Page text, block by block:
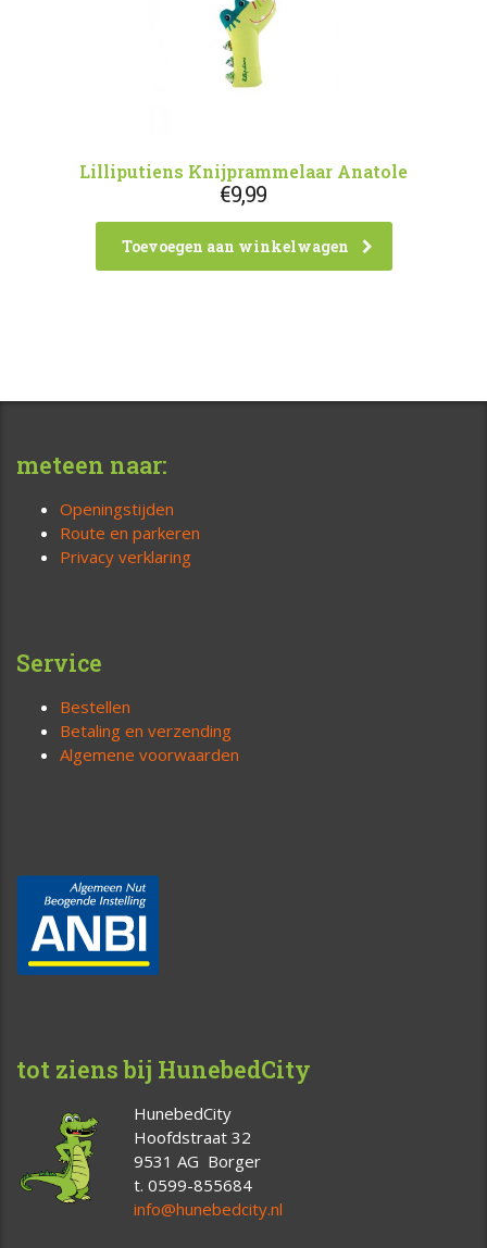
Lilliputiens Knijprammelaar Anatole
€9,99
Toevoegen aan winkelwagen
meteen naar:
Openingstijden
Route en parkeren
Privacy verklaring
Service
Bestellen
Betaling en verzending
Algemene voorwaarden
tot ziens bij HunebedCity
HunebedCity
Hoofdstraat 32
9531 AG Borger
t. 0599-855684
info@hunebedcity.nl